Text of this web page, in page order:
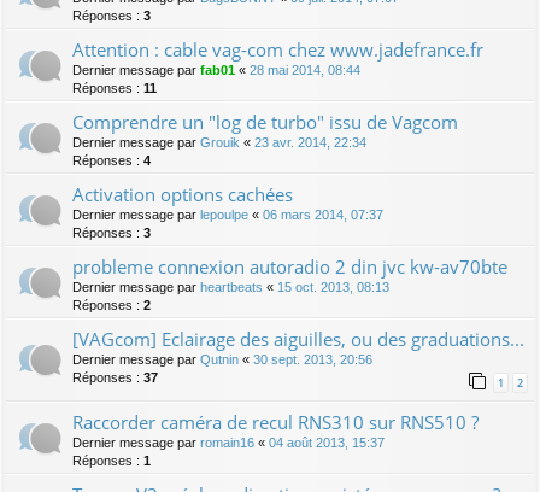
Réponses : 3
Attention : cable vag-com chez www.jadefrance.fr
Dernier message par fab01 « 28 mai 2014, 08:44
Réponses : 11
Comprendre un "log de turbo" issu de Vagcom
Dernier message par Grouik « 23 avr. 2014, 22:34
Réponses : 4
Activation options cachées
Dernier message par lepoulpe « 06 mars 2014, 07:37
Réponses : 3
probleme connexion autoradio 2 din jvc kw-av70bte
Dernier message par heartbeats « 15 oct. 2013, 08:13
Réponses : 2
[VAGcom] Eclairage des aiguilles, ou des graduations...
Dernier message par Qutnin « 30 sept. 2013, 20:56
Réponses : 37 1 2
Raccorder caméra de recul RNS310 sur RNS510 ?
Dernier message par romain16 « 04 août 2013, 15:37
Réponses : 1